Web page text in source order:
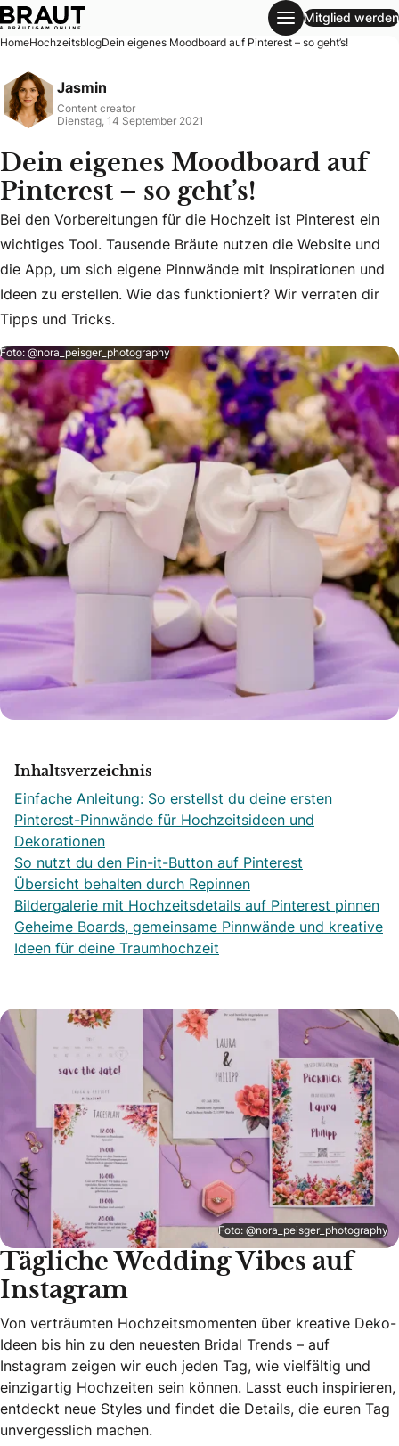
Dein eigenes Moodboard auf Pinterest – so geht’s!
Mitglied werden
HomeHochzeitsblogDein eigenes Moodboard auf Pinterest – so geht’s!
Jasmin
Content creator
Dienstag, 14 September 2021
Dein eigenes Moodboard auf
Pinterest – so geht’s!
Bei den Vorbereitungen für die Hochzeit ist Pinterest ein
Bei den Vorbereitungen für die Hochzeit ist Pinterest ein
wichtiges Tool. Tausende Bräute nutzen die Website und
die App, um sich eigene Pinnwände mit Inspirationen und
Ideen zu erstellen. Wie das funktioniert? Wir verraten dir
Tipps und Tricks.
Foto: @nora_peisger_photography
Inhaltsverzeichnis
Einfache Anleitung: So erstellst du deine ersten
Pinterest-Pinnwände für Hochzeitsideen und
Dekorationen
So nutzt du den Pin-it-Button auf Pinterest
Übersicht behalten durch Repinnen
Bildergalerie mit Hochzeitsdetails auf Pinterest pinnen
Geheime Boards, gemeinsame Pinnwände und kreative
Ideen für deine Traumhochzeit
Foto: @nora_peisger_photography
Tägliche Wedding Vibes auf
Instagram
Von verträumten Hochzeitsmomenten über kreative Deko-
Ideen bis hin zu den neuesten Bridal Trends – auf
Instagram zeigen wir euch jeden Tag, wie vielfältig und
einzigartig Hochzeiten sein können. Lasst euch inspirieren,
entdeckt neue Styles und findet die Details, die euren Tag
unvergesslich machen.